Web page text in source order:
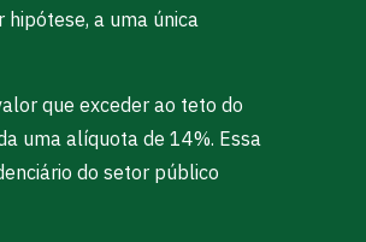
a uma única
que exceder ao teto do
uma alíquota de 14%. Essa
do setor público